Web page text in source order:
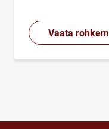
Vaata rohkem